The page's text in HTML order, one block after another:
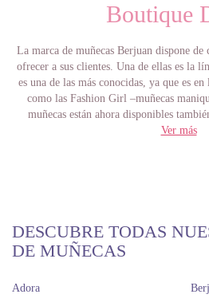
Boutique
La marca de muñecas Berjuan dispone de
ofrecer a sus clientes. Una de ellas es la
es una de las más conocidas, ya que es
como las Fashion Girl –muñecas
muñecas están ahora disponibles
customizarlas desde el
la marca.
Las muñecas Andrea también pertenecen
curiosas que las anteriores, ya que el
que están pensadas tanto para coleccionar
Ver más
DESCUBRE TODAS
DE MUÑECAS
Adora